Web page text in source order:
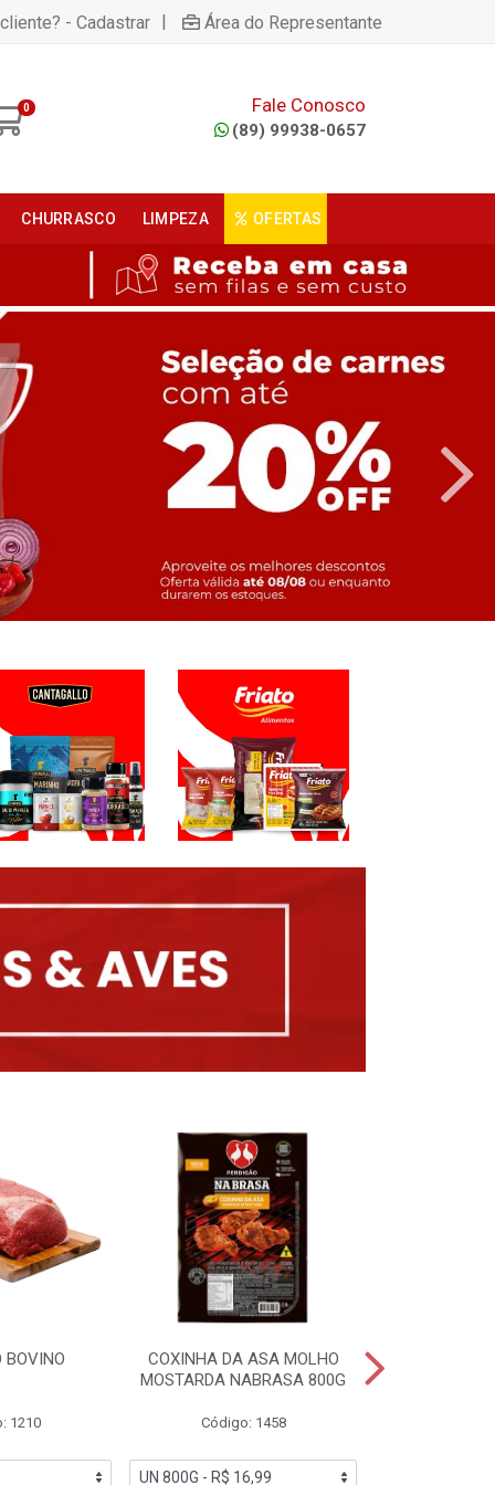
- Cadastrar | Área do Representante
0 Fale Conosco
(89) 99938-0657
CHURRASCO LIMPEZA OFERTAS
BOVINO
1210
COXINHA DA ASA MOLHO
MOSTARDA NABRASA 800G
Código: 1458